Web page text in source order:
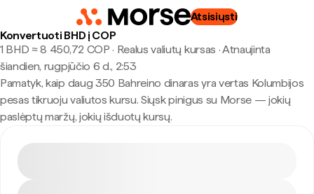
Atsisiųsti
Konvertuoti BHD į COP
1 BHD ≈ 8 450,72 COP · Realus valiutų kursas ·Atnaujinta
šiandien, rugpjūčio 6 d., 2:53
Pamatyk, kaip daug 350 Bahreino dinaras yra vertas Kolumbijos
pesas tikruoju valiutos kursu. Siųsk pinigus su Morse — jokių
paslėptų maržų, jokių išduotų kursų.